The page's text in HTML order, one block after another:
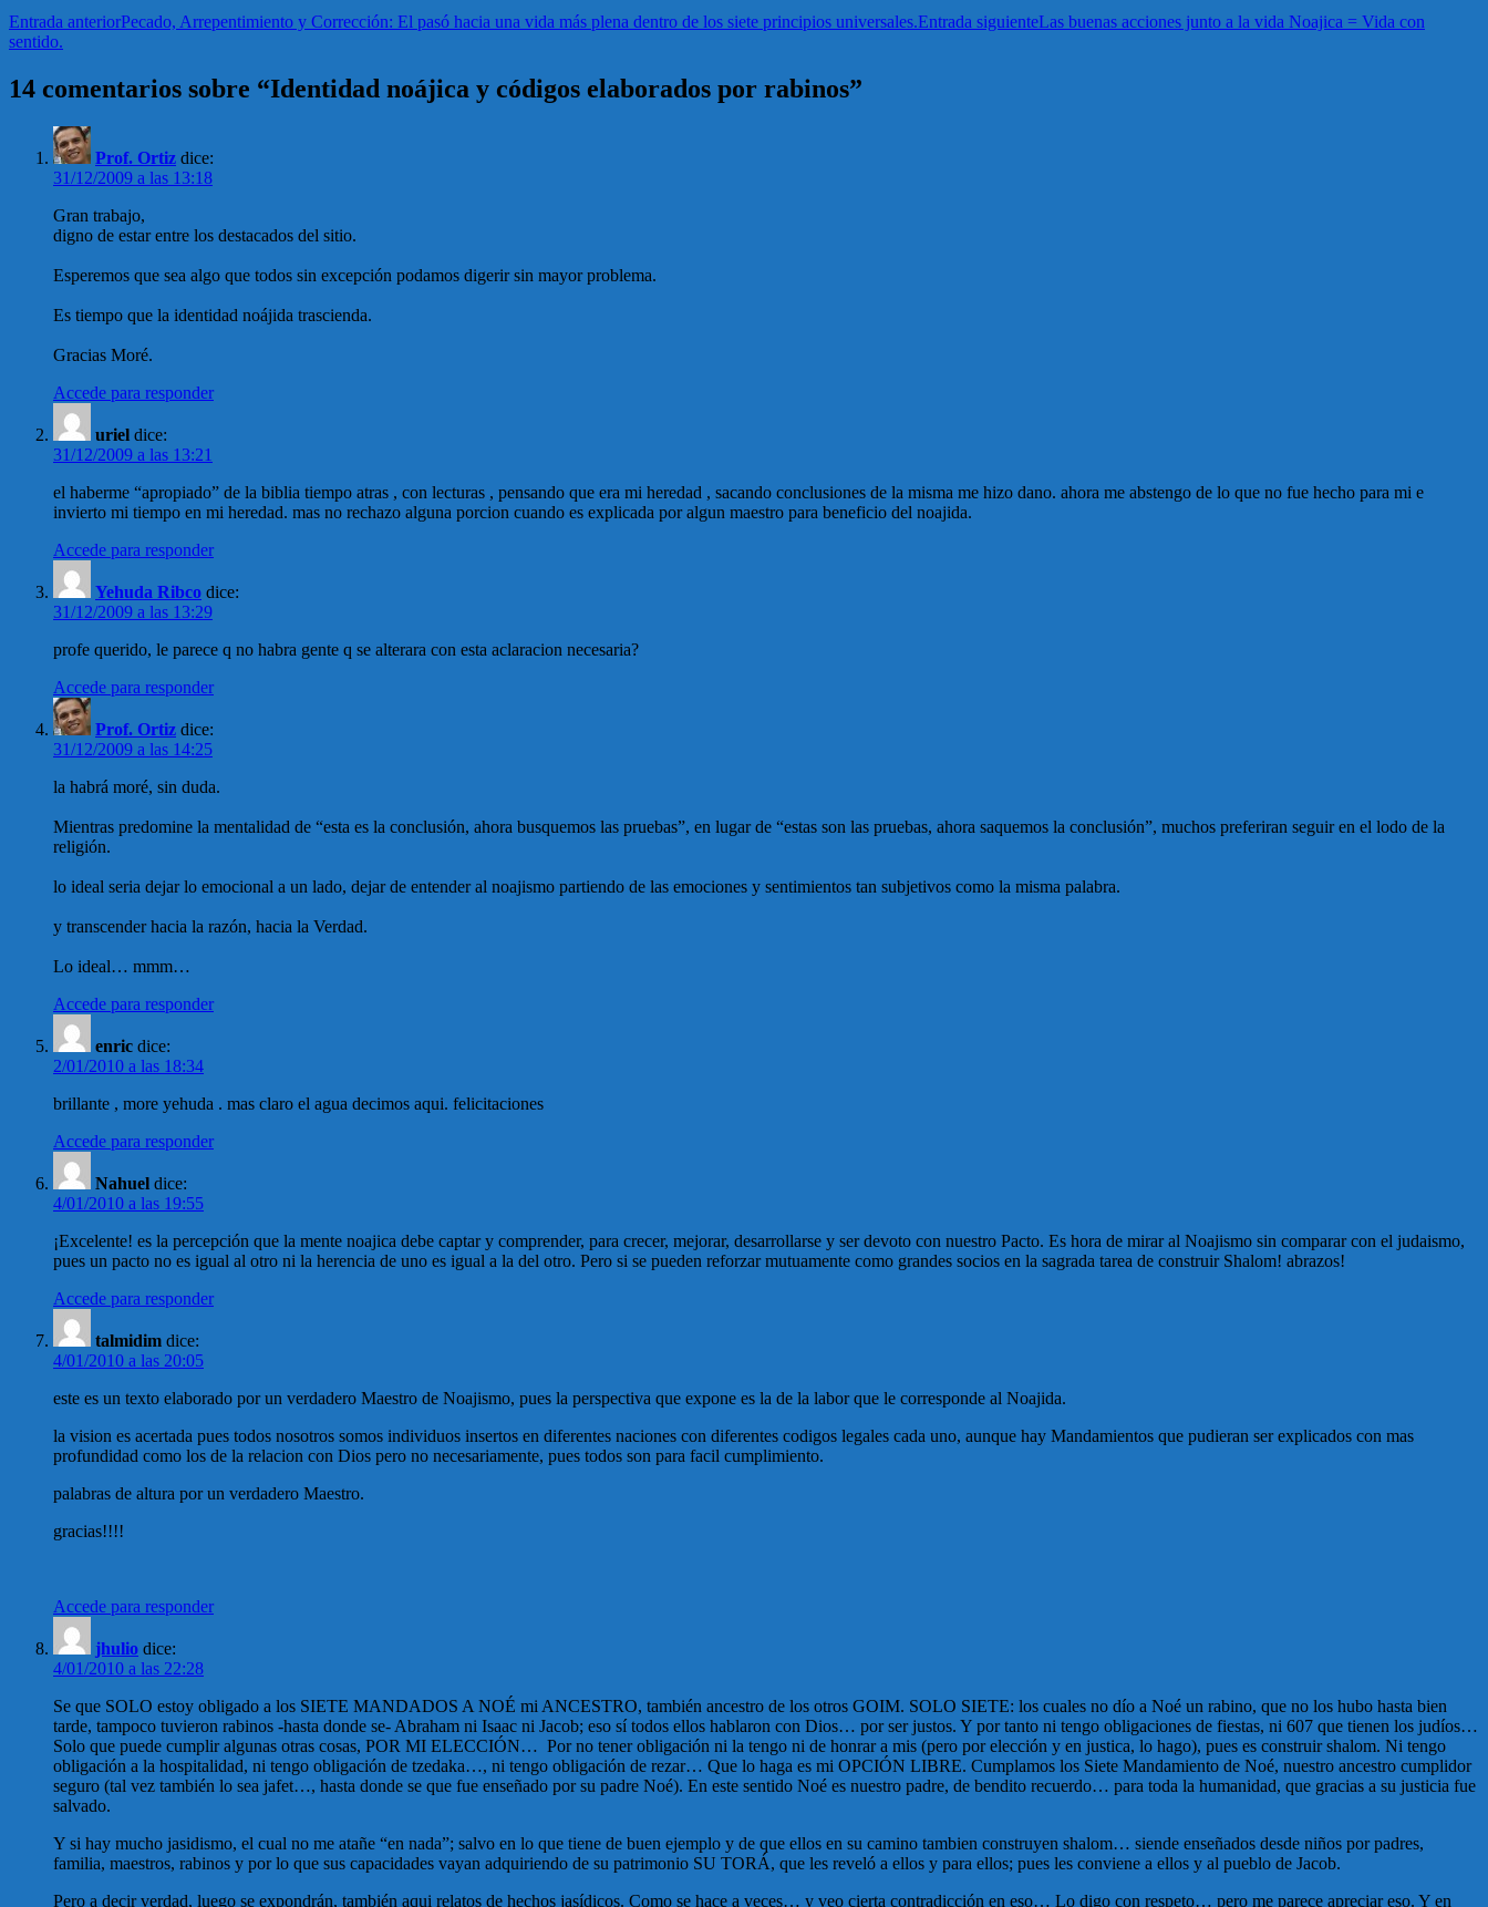
Entrada anteriorPecado, Arrepentimiento y Corrección: El pasó hacia una vida más plena dentro de los siete principios universales.Entrada siguienteLas buenas acciones junto a la vida Noajica = Vida con
sentido.
14 comentarios sobre “Identidad noájica y códigos elaborados por rabinos”
Prof. Ortiz dice:
31/12/2009 a las 13:18
Gran trabajo,
digno de estar entre los destacados del sitio.
Esperemos que sea algo que todos sin excepción podamos digerir sin mayor problema.
Es tiempo que la identidad noájida trascienda.
Gracias Moré.
Accede para responder
uriel dice:
31/12/2009 a las 13:21
el haberme “apropiado” de la biblia tiempo atras , con lecturas , pensando que era mi heredad , sacando conclusiones de la misma me hizo dano. ahora me abstengo de lo que no fue hecho para mi e
invierto mi tiempo en mi heredad. mas no rechazo alguna porcion cuando es explicada por algun maestro para beneficio del noajida.
Accede para responder
Yehuda Ribco dice:
31/12/2009 a las 13:29
profe querido, le parece q no habra gente q se alterara con esta aclaracion necesaria?
Accede para responder
Prof. Ortiz dice:
31/12/2009 a las 14:25
la habrá moré, sin duda.
Mientras predomine la mentalidad de “esta es la conclusión, ahora busquemos las pruebas”, en lugar de “estas son las pruebas, ahora saquemos la conclusión”, muchos preferiran seguir en el lodo de la
religión.
lo ideal seria dejar lo emocional a un lado, dejar de entender al noajismo partiendo de las emociones y sentimientos tan subjetivos como la misma palabra.
y transcender hacia la razón, hacia la Verdad.
Lo ideal… mmm…
Accede para responder
enric dice:
2/01/2010 a las 18:34
brillante , more yehuda . mas claro el agua decimos aqui. felicitaciones
Accede para responder
Nahuel dice:
4/01/2010 a las 19:55
¡Excelente! es la percepción que la mente noajica debe captar y comprender, para crecer, mejorar, desarrollarse y ser devoto con nuestro Pacto. Es hora de mirar al Noajismo sin comparar con el judaismo,
pues un pacto no es igual al otro ni la herencia de uno es igual a la del otro. Pero si se pueden reforzar mutuamente como grandes socios en la sagrada tarea de construir Shalom! abrazos!
Accede para responder
talmidim dice:
4/01/2010 a las 20:05
este es un texto elaborado por un verdadero Maestro de Noajismo, pues la perspectiva que expone es la de la labor que le corresponde al Noajida.
la vision es acertada pues todos nosotros somos individuos insertos en diferentes naciones con diferentes codigos legales cada uno, aunque hay Mandamientos que pudieran ser explicados con mas
profundidad como los de la relacion con Dios pero no necesariamente, pues todos son para facil cumplimiento.
palabras de altura por un verdadero Maestro.
gracias!!!!
Accede para responder
jhulio dice:
4/01/2010 a las 22:28
Se que SOLO estoy obligado a los SIETE MANDADOS A NOÉ mi ANCESTRO, también ancestro de los otros GOIM. SOLO SIETE: los cuales no dío a Noé un rabino, que no los hubo hasta bien
tarde, tampoco tuvieron rabinos -hasta donde se- Abraham ni Isaac ni Jacob; eso sí todos ellos hablaron con Dios… por ser justos. Y por tanto ni tengo obligaciones de fiestas, ni 607 que tienen los judíos…
Solo que puede cumplir algunas otras cosas, POR MI ELECCIÓN… Por no tener obligación ni la tengo ni de honrar a mis (pero por elección y en justica, lo hago), pues es construir shalom. Ni tengo
obligación a la hospitalidad, ni tengo obligación de tzedaka…, ni tengo obligación de rezar… Que lo haga es mi OPCIÓN LIBRE. Cumplamos los Siete Mandamiento de Noé, nuestro ancestro cumplidor
seguro (tal vez también lo sea jafet…, hasta donde se que fue enseñado por su padre Noé). En este sentido Noé es nuestro padre, de bendito recuerdo… para toda la humanidad, que gracias a su justicia fue
salvado.
Y si hay mucho jasidismo, el cual no me atañe “en nada”; salvo en lo que tiene de buen ejemplo y de que ellos en su camino tambien construyen shalom… siende enseñados desde niños por padres,
familia, maestros, rabinos y por lo que sus capacidades vayan adquiriendo de su patrimonio SU TORÁ, que les reveló a ellos y para ellos; pues les conviene a ellos y al pueblo de Jacob.
Pero a decir verdad, luego se expondrán, también aqui relatos de hechos jasídicos. Como se hace a veces… y veo cierta contradicción en eso… Lo digo con respeto… pero me parece apreciar eso. Y en